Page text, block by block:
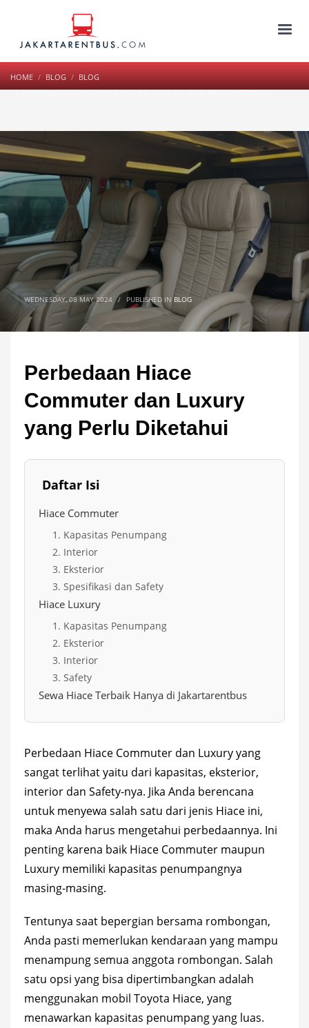
HOME BLOG
BLOG
WEDNESDAY, 08 MAY 2024 / PUBLISHED INBLOG
Perbedaan Hiace
Commuter dan Luxury
yang Perlu Diketahui
Daftar Isi
Hiace Commuter
1. Kapasitas Penumpang
2. Interior
3. Eksterior
3. Spesifikasi dan Safety
Hiace Luxury
1. Kapasitas Penumpang
2. Eksterior
3. Interior
3. Safety
Sewa Hiace Terbaik Hanya di Jakartarentbus
Perbedaan Hiace Commuter dan Luxury yang
sangat terlihat yaitu dari kapasitas, eksterior,
interior dan Safety-nya. Jika Anda berencana
untuk menyewa salah satu dari jenis Hiace ini,
maka Anda harus mengetahui perbedaannya. Ini
penting karena baik Hiace Commuter maupun
Luxury memiliki kapasitas penumpangnya
masing-masing.
Tentunya saat bepergian bersama rombongan,
Anda pasti memerlukan kendaraan yang mampu
menampung semua anggota rombongan. Salah
satu opsi yang bisa dipertimbangkan adalah
menggunakan mobil Toyota Hiace, yang
menawarkan kapasitas penumpang yang luas.